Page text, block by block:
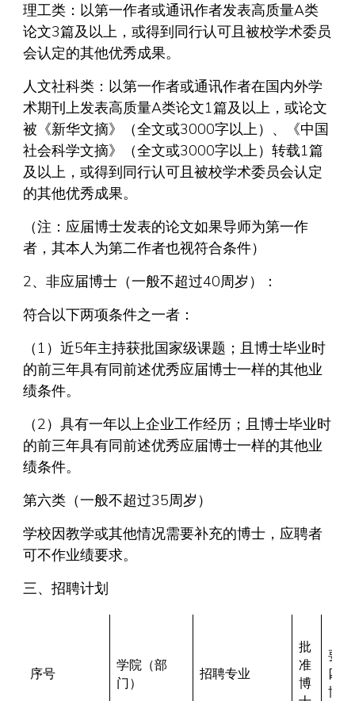
理工类：以第一作者或通讯作者发表高质量A类
论文3篇及以上，或得到同行认可且被校学术委员
会认定的其他优秀成果。
人文社科类：以第一作者或通讯作者在国内外学
术期刊上发表高质量A类论文1篇及以上，或论文
被《新华文摘》（全文或3000字以上）、《中国
社会科学文摘》（全文或3000字以上）转载1篇
及以上，或得到同行认可且被校学术委员会认定
的其他优秀成果。
（注：应届博士发表的论文如果导师为第一作
者，其本人为第二作者也视符合条件）
2、非应届博士（一般不超过40周岁）：
符合以下两项条件之一者：
（1）近5年主持获批国家级课题；且博士毕业时
的前三年具有同前述优秀应届博士一样的其他业
绩条件。
（2）具有一年以上企业工作经历；且博士毕业时
的前三年具有同前述优秀应届博士一样的其他业
绩条件。
第六类（一般不超过35周岁）
学校因教学或其他情况需要补充的博士，应聘者
可不作业绩要求。
三、招聘计划
序号
学院（部
门）
招聘专业
批
准
博
要求
四类
博士